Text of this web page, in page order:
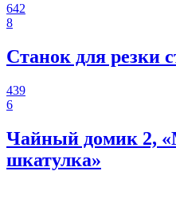
642
8
Станок для резки
439
6
Чайный домик 2,
шкатулка»